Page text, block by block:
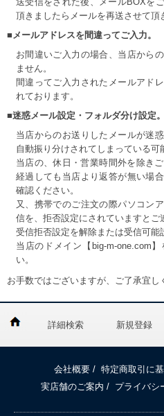
頂きましたらメールを再送させて頂
■メールアドレスを間違ってご入力。
お間違いご入力の場合、当店から
ません。
間違ってご入力されたメールアド
れております。
■迷惑メール設定・フォルダ分け設定。
当店からのお送りしたメールが迷
自動振り分けされてしまっている可
当店の、休日・営業時間外を除き
経過しても当店より返答が無い場
確認ください。
又、携帯でのご注文の際パソコン
信を、拒否設定にされていますとご
受信拒否設定を解除または受信可能
当店のドメイン【big-m-one.com
い。
お手数ではございますが、ご了承宜し
詳細検索 新規登録
会社概要 / 特定商取引に
実店舗のご案内 / プライバシ